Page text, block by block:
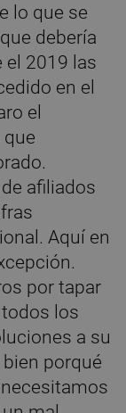
lo que se
debería
el 2019 las
en el
el
afiliados
Aquí en
por tapar
los
a su
porqué